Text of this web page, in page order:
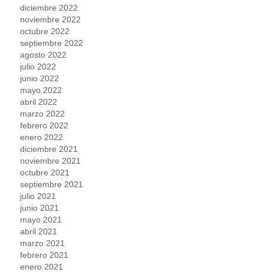
diciembre 2022
noviembre 2022
octubre 2022
septiembre 2022
agosto 2022
julio 2022
junio 2022
mayo 2022
abril 2022
marzo 2022
febrero 2022
enero 2022
diciembre 2021
noviembre 2021
octubre 2021
septiembre 2021
julio 2021
junio 2021
mayo 2021
abril 2021
marzo 2021
febrero 2021
enero 2021